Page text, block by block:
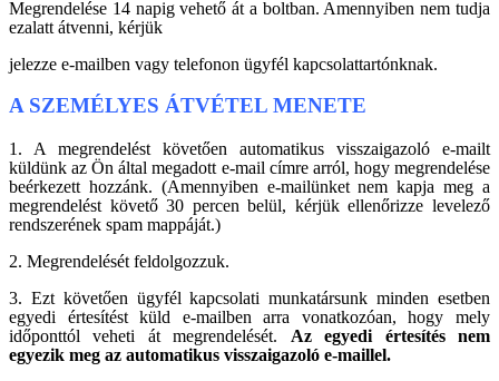
Megrendelése 14 napig vehető át a boltban. Amennyiben nem tudja
ezalatt átvenni, kérjük
jelezze e-mailben vagy telefonon ügyfél kapcsolattartónknak.
A SZEMÉLYES ÁTVÉTEL MENETE
1. A megrendelést követően automatikus visszaigazoló e-mailt
küldünk az Ön által megadott e-mail címre arról, hogy megrendelése
beérkezett hozzánk. (Amennyiben e-mailünket nem kapja meg a
megrendelést követő 30 percen belül, kérjük ellenőrizze levelező
rendszerének spam mappáját.)
2. Megrendelését feldolgozzuk.
3. Ezt követően ügyfél kapcsolati munkatársunk minden esetben
egyedi értesítést küld e-mailben arra vonatkozóan, hogy mely
időponttól veheti át megrendelését. Az egyedi értesítés nem
egyezik meg az automatikus visszaigazoló e-maillel.